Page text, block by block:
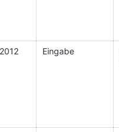
2012 Eingabe